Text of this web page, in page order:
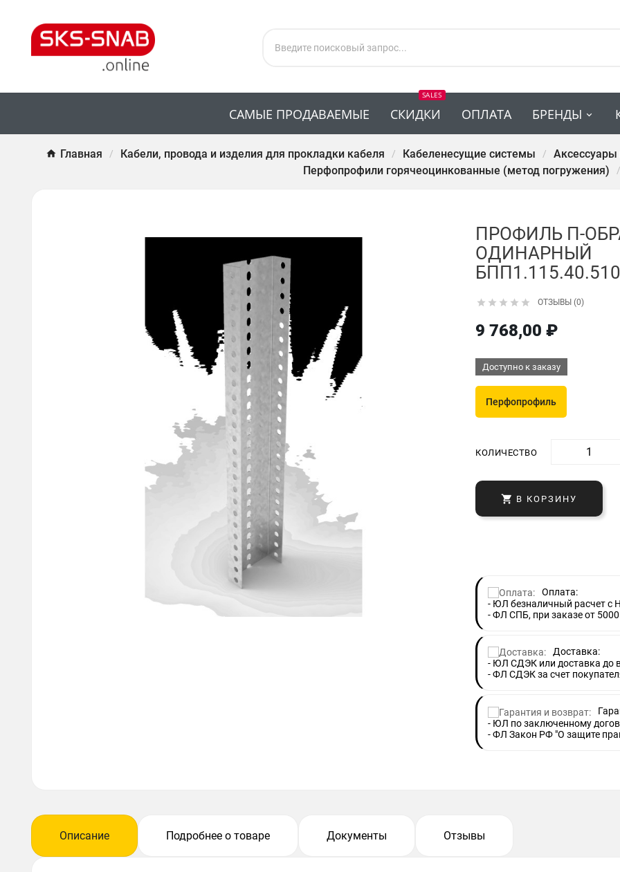
САМЫЕ ПРОДАВАЕМЫЕ СКИДКИ
SALES
ОПЛАТА БРЕНДЫ
Главная Кабели, провода и изделия для прокладки кабеля Кабеленесущие системы
Перфопрофили горячеоцинкованные (метод погружения)
ПРОФИЛЬ П-
ОДИНАРНЫЙ
     ОТЗЫВЫ (0)
9 768,00 ₽
Доступно к заказу
Перфопрофиль
КОЛИЧЕСТВО
 В КОРЗИНУ
Оплата:
- ЮЛ безналичный расчет с
- ФЛ СПБ, при заказе от
Доставка:
- ЮЛ СДЭК или доставка до
- ФЛ СДЭК за счет
- ЮЛ по заключенному
- ФЛ Закон РФ "О защите
Описание Подробнее о товаре Документы Отзывы